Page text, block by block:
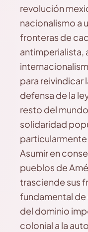
revolución
nacionalismo a
fronteras de
antimperialista,
para reivindicar
defensa de la
resto del
solidaridad
Asumir en
pueblos de
trasciende sus
fundamental de
del dominio
colonial a la